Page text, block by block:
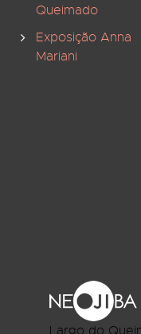
Queimado
Exposição Anna
Mariani
Largo do